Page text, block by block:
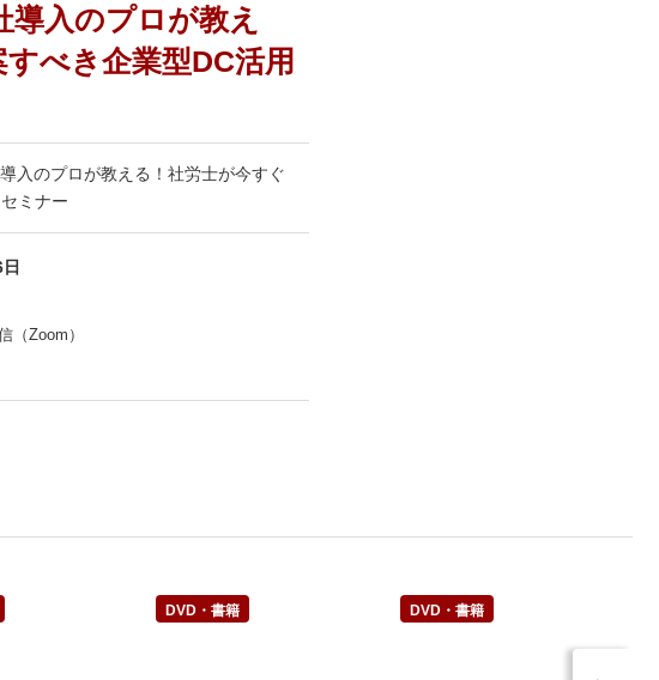
導入のプロが教え
べき企業型DC活用
入のプロが教える！社労士が今すぐ
ミナー
（Zoom）
DVD・書籍 DVD・書籍